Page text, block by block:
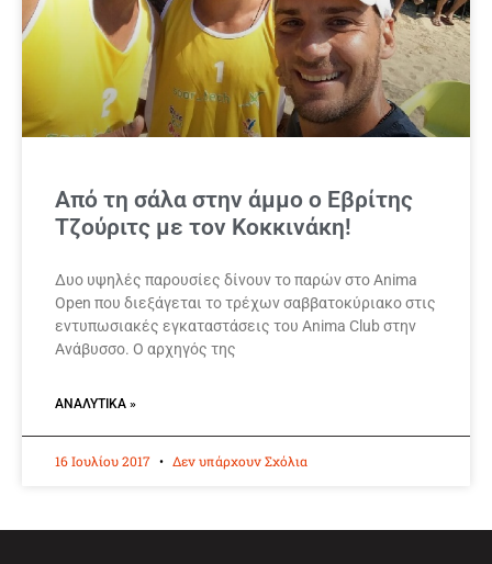
Από τη σάλα στην άμμο ο Εβρίτης
Τζούριτς με τον Κοκκινάκη!
Δυο υψηλές παρουσίες δίνουν το παρών στο Anima
Open που διεξάγεται το τρέχων σαββατοκύριακο στις
εντυπωσιακές εγκαταστάσεις του Anima Club στην
Ανάβυσσο. Ο αρχηγός της
ΑΝΑΛΥΤΙΚΆ »
16 Ιουλίου 2017 Δεν υπάρχουν Σχόλια